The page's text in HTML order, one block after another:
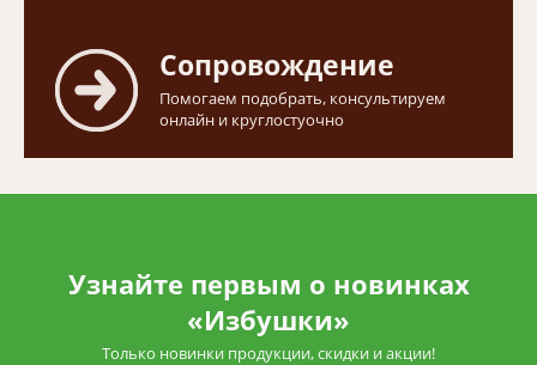
Сопровождение
Помогаем подобрать, консультируем
онлайн и круглостуочно
Узнайте первым о новинках
«Избушки»
Только новинки продукции, скидки и акции!